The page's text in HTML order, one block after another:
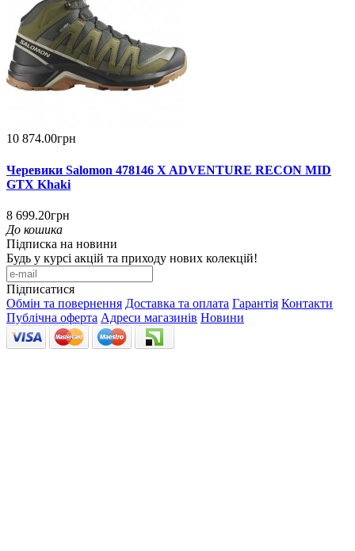
10 874.00грн
Черевики Salomon 478146 X ADVENTURE RECON MID
GTX Khaki
8 699.20грн
До кошика
Підписка на новини
Будь у курсі акцій та приходу нових колекцій!
Підписатися
Обмін та повернення Доставка та оплата Гарантія Контакти
Публічна оферта Адреси магазинів Новини